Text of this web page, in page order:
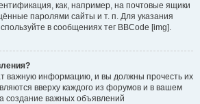
как, например, на почтовые ящики
паролями сайты и т. п. Для указания
в сообщениях тег BBCode [img].
важную информацию, и вы должны прочесть их
вверху каждого из форумов и в вашем
создание важных объявлений